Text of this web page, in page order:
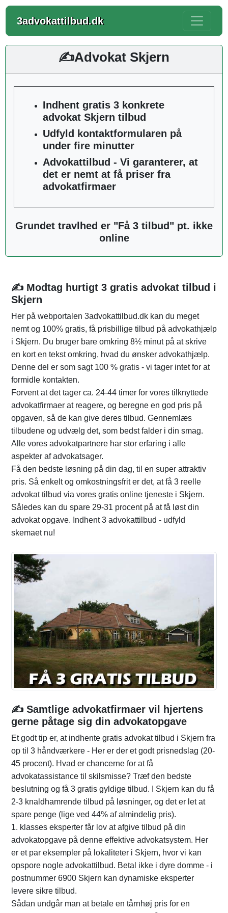
3advokattilbud.dk
✍️Advokat Skjern
Indhent gratis 3 konkrete
advokat Skjern tilbud
Udfyld kontaktformularen på
under fire minutter
Advokattilbud - Vi garanterer, at
det er nemt at få priser fra
advokatfirmaer
Grundet travlhed er "Få 3 tilbud" pt. ikke
online
✍️ Modtag hurtigt 3 gratis advokat tilbud i
Skjern
Her på webportalen 3advokattilbud.dk kan du meget
nemt og 100% gratis, få prisbillige tilbud på advokathjælp
i Skjern. Du bruger bare omkring 8½ minut på at skrive
en kort en tekst omkring, hvad du ønsker advokathjælp.
Denne del er som sagt 100 % gratis - vi tager intet for at
formidle kontakten.
Forvent at det tager ca. 24-44 timer for vores tilknyttede
advokatfirmaer at reagere, og beregne en god pris på
opgaven, så de kan give deres tilbud. Gennemlæs
tilbudene og udvælg det, som bedst falder i din smag.
Alle vores advokatpartnere har stor erfaring i alle
aspekter af advokatsager.
Få den bedste løsning på din dag, til en super attraktiv
pris. Så enkelt og omkostningsfrit er det, at få 3 reelle
advokat tilbud via vores gratis online tjeneste i Skjern.
Således kan du spare 29-31 procent på at få løst din
advokat opgave. Indhent 3 advokattilbud - udfyld
skemaet nu!
✍️ Samtlige advokatfirmaer vil hjertens
gerne påtage sig din advokatopgave
Et godt tip er, at indhente gratis advokat tilbud i Skjern fra
op til 3 håndværkere - Her er der et godt prisnedslag (20-
45 procent). Hvad er chancerne for at få
advokatassistance til skilsmisse? Træf den bedste
beslutning og få 3 gratis gyldige tilbud. I Skjern kan du få
2-3 knaldhamrende tilbud på løsninger, og det er let at
spare penge (lige ved 44% af almindelig pris).
1. klasses eksperter får lov at afgive tilbud på din
advokatopgave på denne effektive advokatsystem. Her
er et par eksempler på lokaliteter i Skjern, hvor vi kan
opspore nogle advokattilbud. Betal ikke i dyre domme - i
postnummer 6900 Skjern kan dynamiske eksperter
levere sikre tilbud.
Sådan undgår man at betale en tårnhøj pris for en